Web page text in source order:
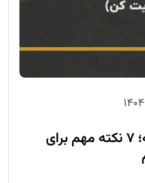
افزایش طول عمر نوک هویه؛ ۷ نکته مهم برای